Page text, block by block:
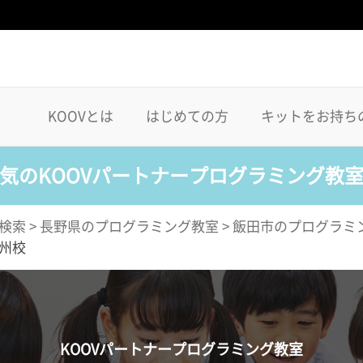
KOOVとは はじめての方 キットをお持ち
のKOOVパートナープログラミング教
索 > 長野県のプログラミング教室 > 飯田市のプログラミ
校
KOOVパートナープログラミング教室